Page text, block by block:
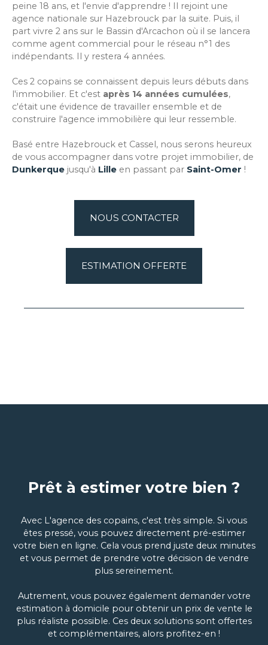
peine 18 ans, et l'envie d'apprendre ! Il rejoint une
agence nationale sur Hazebrouck par la suite. Puis, il
part vivre 2 ans sur le Bassin d'Arcachon où il se lancera
comme agent commercial pour le réseau n°1 des
indépendants. Il y restera 4 années.
Ces 2 copains se connaissent depuis leurs débuts dans
l'immobilier. Et c'est après 14 années cumulées,
c'était une évidence de travailler ensemble et de
construire l'agence immobilière qui leur ressemble.
Basé entre Hazebrouck et Cassel, nous serons heureux
de vous accompagner dans votre projet immobilier, de
Dunkerque jusqu'à Lille en passant par Saint-Omer !
NOUS CONTACTER
ESTIMATION OFFERTE
Prêt à estimer votre bien ?
Avec L'agence des copains, c'est très simple. Si vous
êtes pressé, vous pouvez directement pré-estimer
votre bien en ligne. Cela vous prend juste deux minutes
et vous permet de prendre votre décision de vendre
plus sereinement.
Autrement, vous pouvez également demander votre
estimation à domicile pour obtenir un prix de vente le
plus réaliste possible. Ces deux solutions sont offertes
et complémentaires, alors profitez-en !